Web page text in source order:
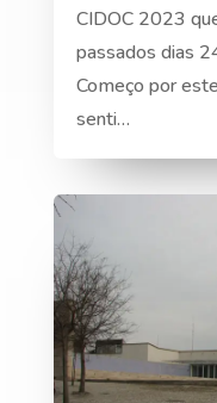
CIDOC 2023
passados dias
Começo por
senti…